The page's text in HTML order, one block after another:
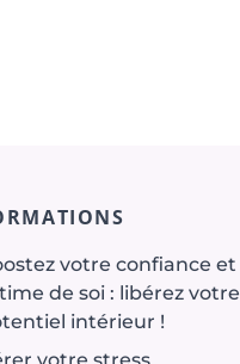
votre confiance et
de soi : libérez votre
intérieur !